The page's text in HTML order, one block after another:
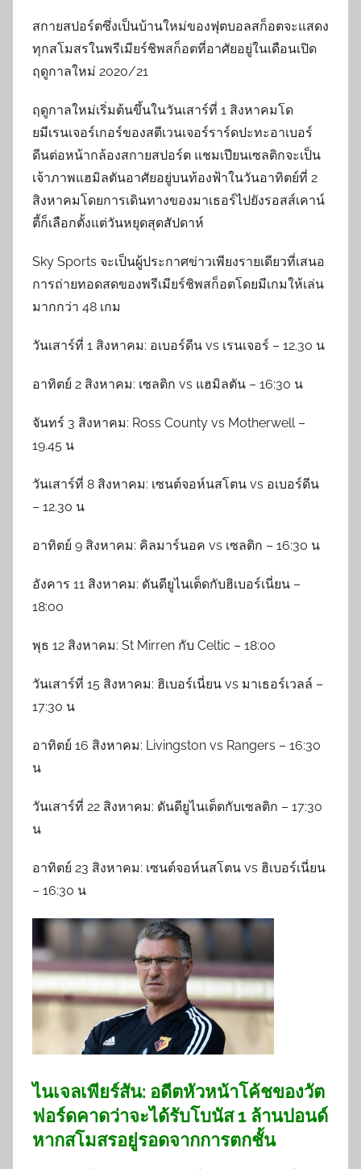
สกายสปอร์ตซึ่งเป็นบ้านใหม่ของฟุตบอลสก็อตจะแสดง
ทุกสโมสรในพรีเมียร์ชิพสก็อตที่อาศัยอยู่ในเดือนเปิด
ฤดูกาลใหม่ 2020/21
ฤดูกาลใหม่เริ่มต้นขึ้นในวันเสาร์ที่ 1 สิงหาคมโด
ยมีเรนเจอร์เกอร์ของสตีเวนเจอร์ราร์ดปะทะอาเบอร์
ดีนต่อหน้ากล้องสกายสปอร์ต แชมเปียนเซลติกจะเป็น
เจ้าภาพแฮมิลตันอาศัยอยู่บนท้องฟ้าในวันอาทิตย์ที่ 2
สิงหาคมโดยการเดินทางของมาเธอร์ไปยังรอสส์เคาน์
ตี้ก็เลือกตั้งแต่วันหยุดสุดสัปดาห์
Sky Sports จะเป็นผู้ประกาศข่าวเพียงรายเดียวที่เสนอ
การถ่ายทอดสดของพรีเมียร์ชิพสก็อตโดยมีเกมให้เล่น
มากกว่า 48 เกม
วันเสาร์ที่ 1 สิงหาคม: อเบอร์ดีน vs เรนเจอร์ – 12.30 น
อาทิตย์ 2 สิงหาคม: เซลติก vs แฮมิลตัน – 16:30 น
จันทร์ 3 สิงหาคม: Ross County vs Motherwell –
19.45 น
วันเสาร์ที่ 8 สิงหาคม: เซนต์จอห์นสโตน vs อเบอร์ดีน
– 12.30 น
อาทิตย์ 9 สิงหาคม: คิลมาร์นอค vs เซลติก – 16:30 น
อังคาร 11 สิงหาคม: ดันดียูไนเต็ดกับฮิเบอร์เนี่ยน –
18:00
พุธ 12 สิงหาคม: St Mirren กับ Celtic – 18:00
วันเสาร์ที่ 15 สิงหาคม: ฮิเบอร์เนี่ยน vs มาเธอร์เวลล์ –
17:30 น
อาทิตย์ 16 สิงหาคม: Livingston vs Rangers – 16:30
น
วันเสาร์ที่ 22 สิงหาคม: ดันดียูไนเต็ดกับเซลติก – 17:30
น
อาทิตย์ 23 สิงหาคม: เซนต์จอห์นสโตน vs ฮิเบอร์เนี่ยน
– 16:30 น
ไนเจลเพียร์สัน: อดีตหัวหน้าโค้ชของวัต
ฟอร์ดคาดว่าจะได้รับโบนัส 1 ล้านปอนด์
หากสโมสรอยู่รอดจากการตกชั้น